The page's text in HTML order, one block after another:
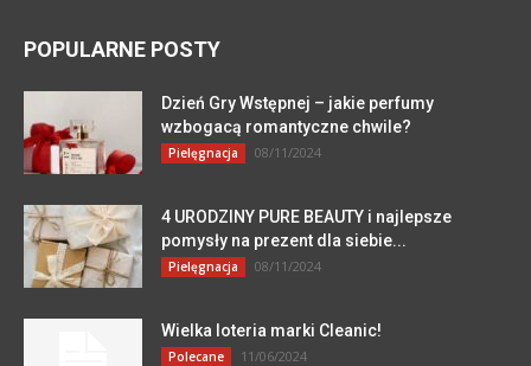
POPULARNE POSTY
Dzień Gry Wstępnej – jakie perfumy
wzbogacą romantyczne chwile?
Pielęgnacja 08/11/2024
4 URODZINY PURE BEAUTY i najlepsze
pomysły na prezent dla siebie...
Pielęgnacja 08/11/2024
Wielka loteria marki Cleanic!
Polecane 11/06/2024